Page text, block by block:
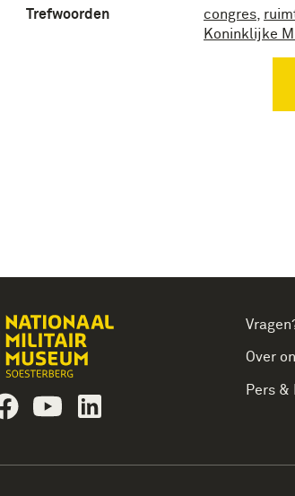
Trefwoorden congres
Koninklijke
FacebookYoutube
Over
Pers &